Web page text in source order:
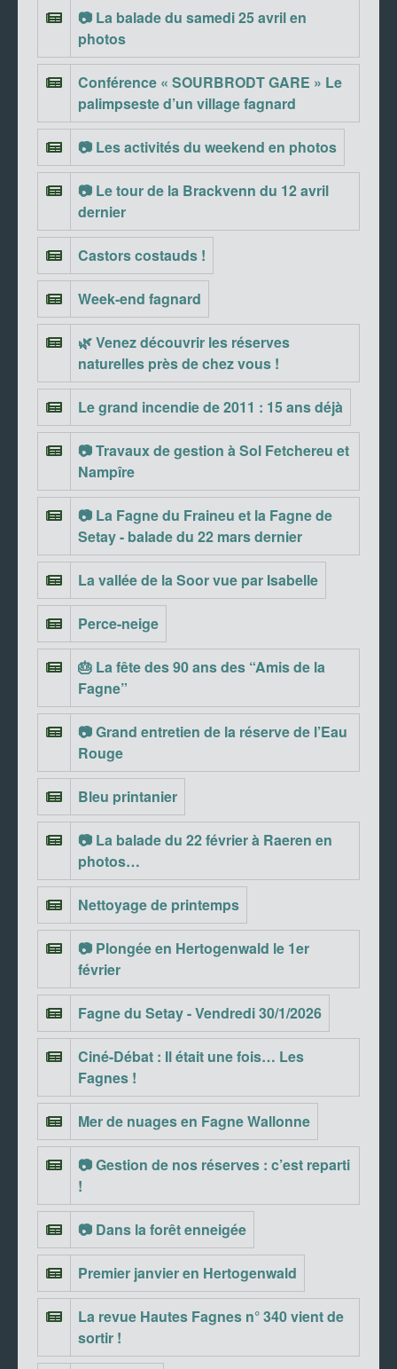
📷 La balade du samedi 25 avril en
photos
Conférence « SOURBRODT GARE » Le
palimpseste d’un village fagnard
📷 Les activités du weekend en photos
📷 Le tour de la Brackvenn du 12 avril
dernier
Castors costauds !
Week-end fagnard
🌿 Venez découvrir les réserves
naturelles près de chez vous !
Le grand incendie de 2011 : 15 ans déjà
📷 Travaux de gestion à Sol Fetchereu et
Nampîre
📷 La Fagne du Fraineu et la Fagne de
Setay - balade du 22 mars dernier
La vallée de la Soor vue par Isabelle
Perce-neige
🎂 La fête des 90 ans des “Amis de la
Fagne”
📷 Grand entretien de la réserve de l’Eau
Rouge
Bleu printanier
📷 La balade du 22 février à Raeren en
photos…
Nettoyage de printemps
📷 Plongée en Hertogenwald le 1er
février
Fagne du Setay - Vendredi 30/1/2026
Ciné-Débat : Il était une fois… Les
Fagnes !
Mer de nuages en Fagne Wallonne
📷 Gestion de nos réserves : c’est reparti
!
📷 Dans la forêt enneigée
Premier janvier en Hertogenwald
La revue Hautes Fagnes n° 340 vient de
sortir !